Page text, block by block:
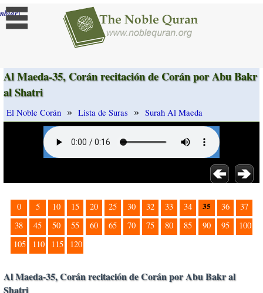
]
Al Maeda-35, Corán recitación de Corán por Abu Bakr
al Shatri
El Noble Corán » Lista de Suras » Surah Al Maeda
0 5 10 15 20 25 30 32 33 34 35 36
37
38
45 50 55 60 65 70 75 80 85 90 95
100
105
110 115 120
Al Maeda-35, Corán recitación de Corán por Abu Bakr al
Shatri